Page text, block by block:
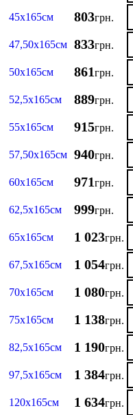
45х165см 803грн.
47,50х165см 833грн.
50х165см 861грн.
52,5х165см 889грн.
55х165см 915грн.
57,50х165см 940грн.
60х165см 971грн.
62,5х165см 999грн.
65х165см 1 023грн.
67,5х165см 1 054грн.
70х165см 1 080грн.
75х165см 1 138грн.
82,5х165см 1 190грн.
97,5х165см 1 384грн.
120х165см 1 634грн.